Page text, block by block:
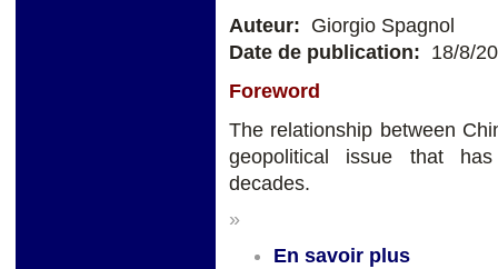
Auteur: Giorgio Spagnol
Date de publication: 18/8/
Foreword
The relationship between
geopolitical issue that
decades.
»
En savoir plus